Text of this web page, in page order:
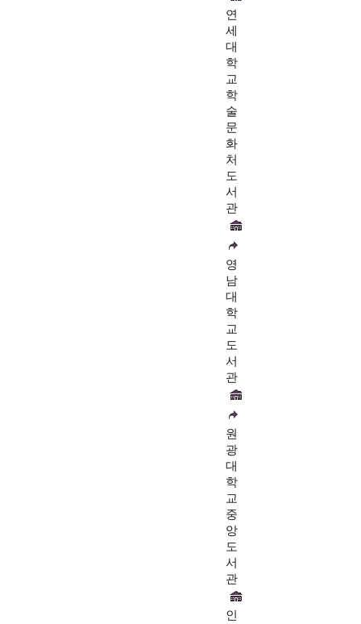
연
세
대
학
교
학
술
문
화
처
도
서
관
영
남
대
학
교
도
서
관
원
광
대
학
교
중
앙
도
서
관
인